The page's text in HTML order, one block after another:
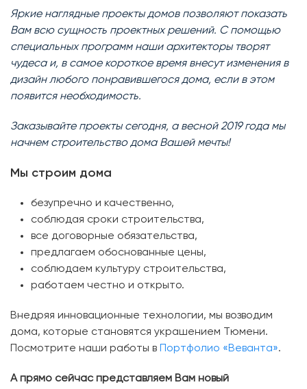
Яркие наглядные проекты домов позволяют показать
Вам всю сущность проектных решений. С помощью
специальных программ наши архитекторы творят
чудеса и, в самое короткое время внесут изменения в
дизайн любого понравившегося дома, если в этом
появится необходимость.
Заказывайте проекты сегодня, а весной 2019 года мы
начнем строительство дома Вашей мечты!
Мы строим дома
безупречно и качественно,
соблюдая сроки строительства,
все договорные обязательства,
предлагаем обоснованные цены,
соблюдаем культуру строительства,
работаем честно и открыто.
Внедряя инновационные технологии, мы возводим
дома, которые становятся украшением Тюмени.
Посмотрите наши работы в
Портфолио «Веванта».
А прямо сейчас представляем Вам новый